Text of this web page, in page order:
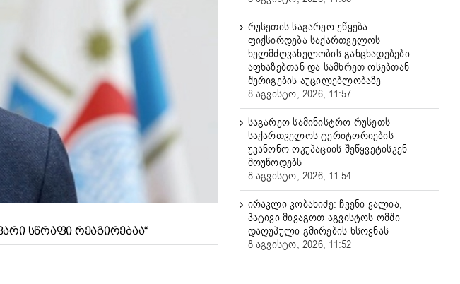
ᲡᲬᲠᲐᲤᲘ ᲠᲔᲐᲒᲘᲠᲔᲑᲐᲐ“
რუსეთის საგარეო უწყება:
ფიქსირდება საქართველოს
ხელმძღვანელობის განცხადებები
აფხაზებთან და სამხრეთ ოსებთან
შერიგების აუცილებლობაზე
8 აგვისტო, 2026, 11:57
საგარეო სამინისტრო რუსეთს
საქართველოს ტერიტორიების
უკანონო ოკუპაციის შეწყვეტისკენ
მოუწოდებს
8 აგვისტო, 2026, 11:54
ირაკლი კობახიძე: ჩვენი ვალია,
პატივი მივაგოთ აგვისტოს ომში
დაღუპული გმირების ხსოვნას
8 აგვისტო, 2026, 11:52